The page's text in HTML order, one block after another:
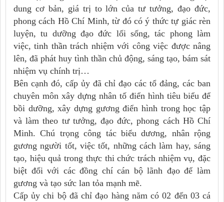
dung cơ bản, giá trị to lớn của tư tưởng, đạo đức,
phong cách Hồ Chí Minh, từ đó có ý thức tự giác rèn
luyện, tu dưỡng đạo đức lối sống, tác phong làm
việc, tinh thần trách nhiệm với công việc được nâng
lên, đã phát huy tình thần chủ động, sáng tạo, bám sát
nhiệm vụ chính trị…
Bên cạnh đó, cấp ủy đã chỉ đạo các tổ đảng, các ban
chuyên môn xây dựng nhân tố điển hình tiêu biểu để
bồi dưỡng, xây dựng gương điển hình trong học tập
và làm theo tư tưởng, đạo đức, phong cách Hồ Chí
Minh. Chú trọng công tác biểu dương, nhân rộng
gương người tốt, việc tốt, những cách làm hay, sáng
tạo, hiệu quả trong thực thi chức trách nhiệm vụ, đặc
biệt đối với các đồng chí cán bộ lãnh đạo để làm
gương và tạo sức lan tỏa mạnh mẽ.
Cấp ủy chi bộ đã chỉ đạo hàng năm có 02 đến 03 cá